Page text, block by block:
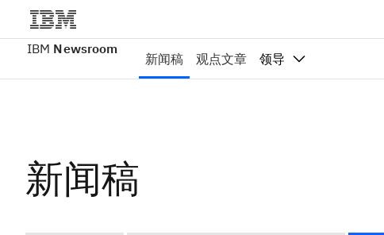
IBM Newsroom
新闻稿 观点文章 领导
新闻稿